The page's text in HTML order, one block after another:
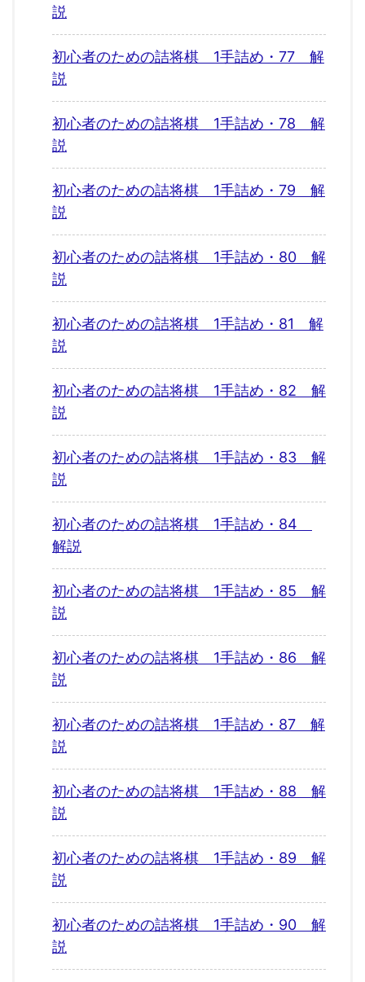
説
初心者のための詰将棋 1手詰め・77 解
説
初心者のための詰将棋 1手詰め・78 解
説
初心者のための詰将棋 1手詰め・79 解
説
初心者のための詰将棋 1手詰め・80 解
説
初心者のための詰将棋 1手詰め・81 解
説
初心者のための詰将棋 1手詰め・82 解
説
初心者のための詰将棋 1手詰め・83 解
説
初心者のための詰将棋 1手詰め・84
解説
初心者のための詰将棋 1手詰め・85 解
説
初心者のための詰将棋 1手詰め・86 解
説
初心者のための詰将棋 1手詰め・87 解
説
初心者のための詰将棋 1手詰め・88 解
説
初心者のための詰将棋 1手詰め・89 解
説
初心者のための詰将棋 1手詰め・90 解
説